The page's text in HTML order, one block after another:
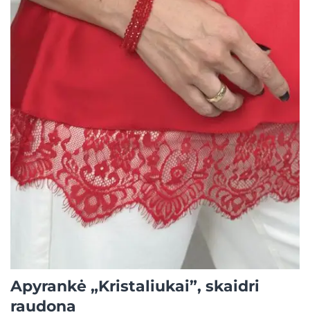
Apyrankė „Kristaliukai”, skaidri
raudona